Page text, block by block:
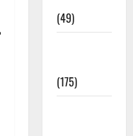
(49)
(175)